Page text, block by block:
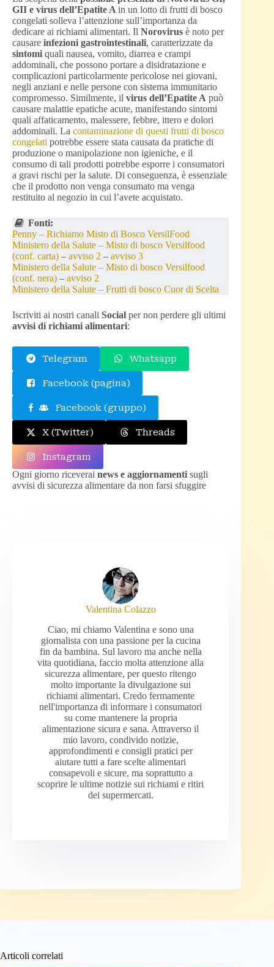
GII e virus dell’Epatite A in un lotto di frutti di bosco
congelati solleva l’attenzione sull’importanza da
dedicare ai richiami alimentari. Il Norovirus è noto per
causare infezioni gastrointestinali, caratterizzate da
sintomi quali nausea, vomito, diarrea e crampi
addominali, che possono portare a disidratazione e
complicazioni particolarmente pericolose nei giovani,
negli anziani e nelle persone con sistema immunitario
compromesso. Similmente, il virus dell’Epatite A può
causare malattie epatiche acute, manifestando sintomi
quali affaticamento, malessere, febbre, ittero e dolori
addominali. La contaminazione di questi frutti di bosco
congelati potrebbe essere stata causata da pratiche di
produzione o manipolazione non igieniche, e il
consumo di tali prodotti potrebbe esporre i consumatori
a gravi rischi per la salute. Di conseguenza, è essenziale
che il prodotto non venga consumato ma venga
restituito al negozio in cui l’avete acquistato.
Fonti:
Penny – Richiamo Misto di Bosco VersilFood
Ministero della Salute – Misto di bosco Versilfood
(conf. carta) – avviso 2 – avviso 3
Ministero della Salute – Misto di bosco Versilfood
(conf. nera) – avviso 2
Ministero della Salute – Frutti di bosco Cuor di Scelta
Iscriviti ai nostri canali Social per non perdere gli ultimi
avvisi di richiami alimentari:
Telegram Whatsapp
Facebook (pagina)
Facebook (gruppo)
X (Twitter) Threads
Instagram
Ogni giorno riceverai news e aggiornamenti sugli
avvisi di sicurezza alimentare da non farsi sfuggire
Valentina Colazzo
Ciao, mi chiamo Valentina e sono una
giornalista con una passione per la cucina
fin da bambina. Sul lavoro ma anche nella
vita quotidiana, faccio molta attenzione alla
sicurezza alimentare, per questo ritengo
molto importante la divulgazione sui
richiami alimentari. Credo fermamente
nell'importanza di informare i consumatori
su come mantenere la propria
alimentazione sicura e sana. Attraverso il
mio lavoro, condivido notizie,
approfondimenti e consigli pratici per
aiutare tutti a fare scelte alimentari
consapevoli e sicure, ma soprattutto a
scoprire le ultime notizie sui richiami e ritiri
dei supermercati.
Articoli correlati